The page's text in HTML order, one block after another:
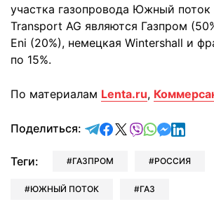
участка газопровода Южный поток
Transport AG являются Газпром
Eni (20%), немецкая Wintershall и
по 15%.
По материалам Lenta.ru,
Поделиться: отправить в Telegram
поделиться в
поделиться в X
отправить в
Теги: ГАЗПРОМ РОССИЯ
ЮЖНЫЙ ПОТОК ГАЗ